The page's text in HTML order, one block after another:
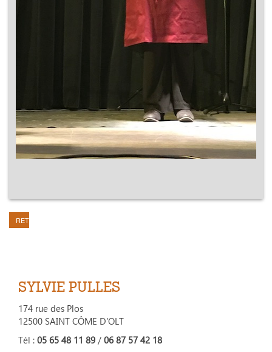
RETOUR
SYLVIE PULLES
174 rue des Plos
12500 SAINT CÔME D'OLT
Tél : 05 65 48 11 89 / 06 87 57 42 18